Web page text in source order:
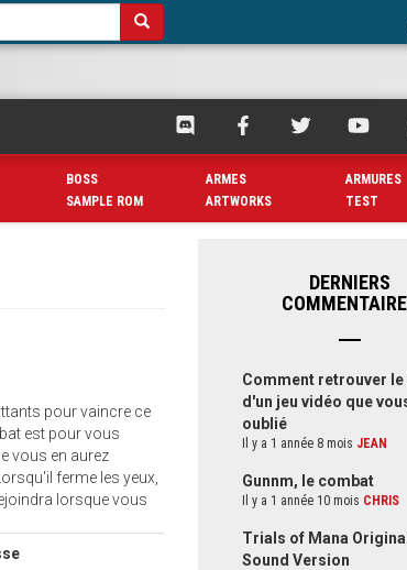
SQUARE
SUR
DISCORD
SQUARE
FACEBOOK
SQUARE
TWITTER
SUR
BOSS ARMES
ARMURES
SAMPLE ROM ARTWORKS TEST
pour vaincre ce
est pour vous
vous en aurez
ferme les yeux,
lorsque vous
DERNIERS
Comment retrouver le
d'un jeu vidéo que
oublié
Il y a 1 année 8 mois JEAN
Gunnm, le combat
Il y a 1 année 10 mois CHRIS
Trials of Mana Original
Sound Version